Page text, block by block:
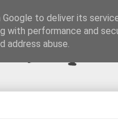
napi
to deliver its
with performance and
address abuse.